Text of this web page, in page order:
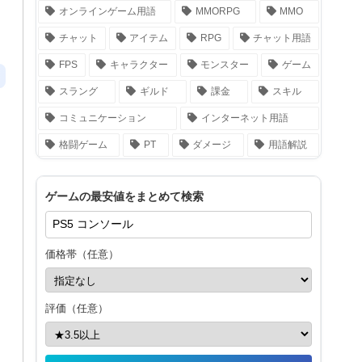
オンラインゲーム用語 MMORPG MMO
チャット アイテム RPG チャット用語
FPS キャラクター モンスター ゲーム
スラング ギルド 課金 スキル
コミュニケーション インターネット用語
格闘ゲーム PT ダメージ 用語解説
ゲームの最安値をまとめて検索
価格帯（任意）
評価（任意）